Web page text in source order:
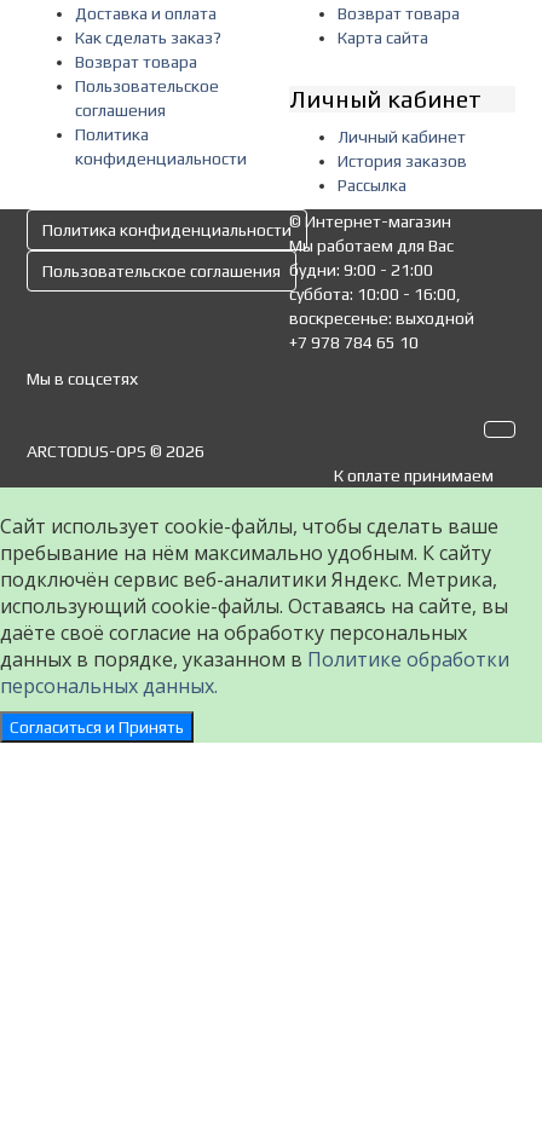
Доставка и оплата
Как сделать заказ?
Возврат товара
Пользовательское
соглашения
Политика
конфиденциальности
Возврат товара
Карта сайта
Личный кабинет
Личный кабинет
История заказов
Рассылка
Политика конфиденциальности
Пользовательское соглашения
© Интернет-магазин
Мы работаем для Вас
будни: 9:00 - 21:00
суббота: 10:00 - 16:00,
воскресенье: выходной
+7 978 784 65 10
Мы в соцсетях
ARCTODUS-OPS © 2026
К оплате принимаем
Сайт использует cookie-файлы, чтобы сделать ваше
пребывание на нём максимально удобным. К cайту
подключён сервис веб-аналитики Яндекс. Метрика,
использующий cookie-файлы. Оставаясь на сайте, вы
даёте своё согласие на обработку персональных
данных в порядке, указанном в Политике обработки
персональных данных.
Согласиться и Принять